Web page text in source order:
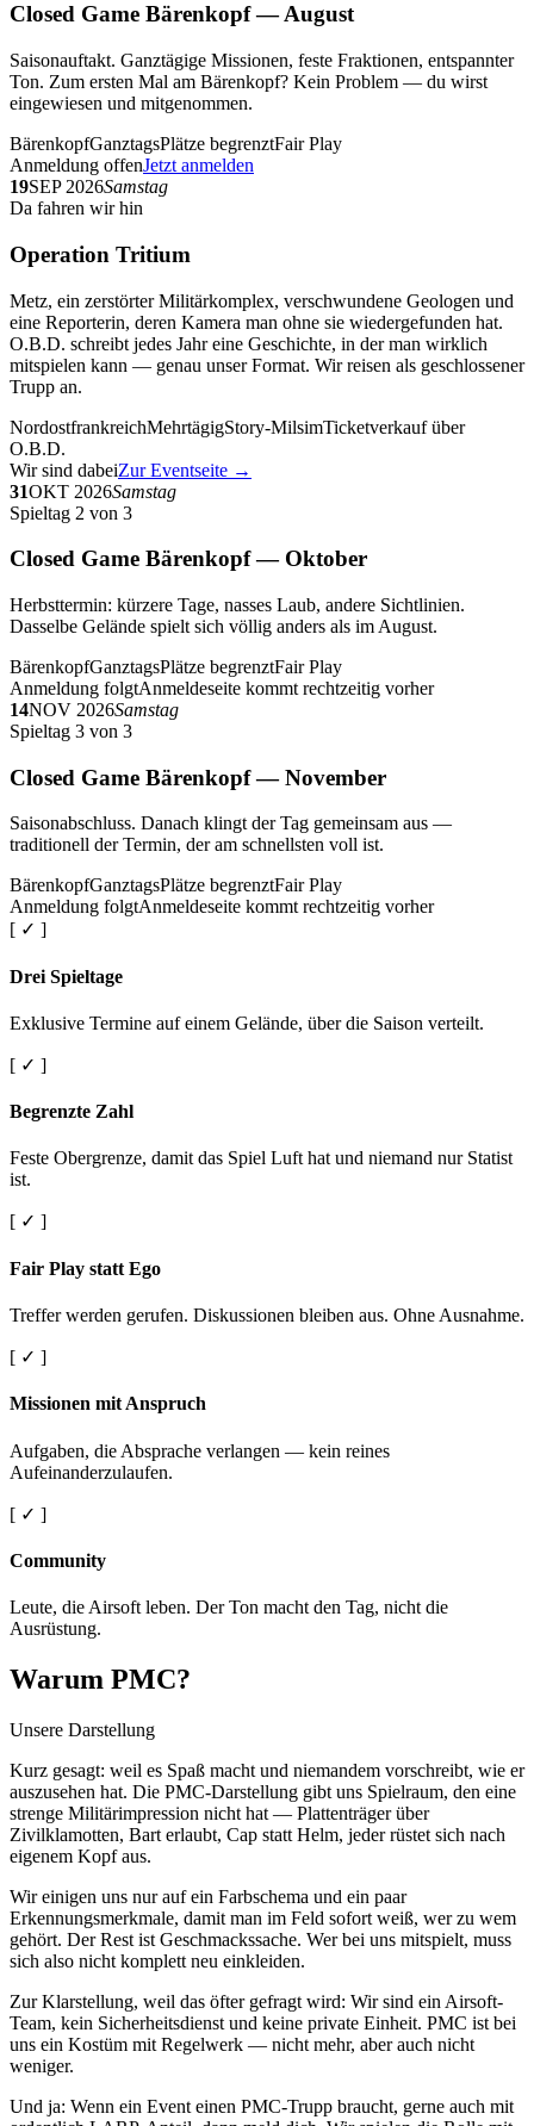
Closed Game Bärenkopf — August
Saisonauftakt. Ganztägige Missionen, feste Fraktionen, entspannter
Ton. Zum ersten Mal am Bärenkopf? Kein Problem — du wirst
eingewiesen und mitgenommen.
BärenkopfGanztagsPlätze begrenztFair Play
Anmeldung offenJetzt anmelden
19SEP 2026Samstag
Da fahren wir hin
Operation Tritium
Metz, ein zerstörter Militärkomplex, verschwundene Geologen und
eine Reporterin, deren Kamera man ohne sie wiedergefunden hat.
O.B.D. schreibt jedes Jahr eine Geschichte, in der man wirklich
mitspielen kann — genau unser Format. Wir reisen als geschlossener
Trupp an.
NordostfrankreichMehrtägigStory-MilsimTicketverkauf über
O.B.D.
Wir sind dabeiZur Eventseite →
31OKT 2026Samstag
Spieltag 2 von 3
Closed Game Bärenkopf — Oktober
Herbsttermin: kürzere Tage, nasses Laub, andere Sichtlinien.
Dasselbe Gelände spielt sich völlig anders als im August.
BärenkopfGanztagsPlätze begrenztFair Play
Anmeldung folgtAnmeldeseite kommt rechtzeitig vorher
14NOV 2026Samstag
Spieltag 3 von 3
Closed Game Bärenkopf — November
Saisonabschluss. Danach klingt der Tag gemeinsam aus —
traditionell der Termin, der am schnellsten voll ist.
BärenkopfGanztagsPlätze begrenztFair Play
Anmeldung folgtAnmeldeseite kommt rechtzeitig vorher
[ ✓ ]
Drei Spieltage
Exklusive Termine auf einem Gelände, über die Saison verteilt.
[ ✓ ]
Begrenzte Zahl
Feste Obergrenze, damit das Spiel Luft hat und niemand nur Statist
ist.
[ ✓ ]
Fair Play statt Ego
Treffer werden gerufen. Diskussionen bleiben aus. Ohne Ausnahme.
[ ✓ ]
Missionen mit Anspruch
Aufgaben, die Absprache verlangen — kein reines
Aufeinanderzulaufen.
[ ✓ ]
Community
Leute, die Airsoft leben. Der Ton macht den Tag, nicht die
Ausrüstung.
Warum PMC?
Unsere Darstellung
Kurz gesagt: weil es Spaß macht und niemandem vorschreibt, wie er
auszusehen hat. Die PMC-Darstellung gibt uns Spielraum, den eine
strenge Militärimpression nicht hat — Plattenträger über
Zivilklamotten, Bart erlaubt, Cap statt Helm, jeder rüstet sich nach
eigenem Kopf aus.
Wir einigen uns nur auf ein Farbschema und ein paar
Erkennungsmerkmale, damit man im Feld sofort weiß, wer zu wem
gehört. Der Rest ist Geschmackssache. Wer bei uns mitspielt, muss
sich also nicht komplett neu einkleiden.
Zur Klarstellung, weil das öfter gefragt wird: Wir sind ein Airsoft-
Team, kein Sicherheitsdienst und keine private Einheit. PMC ist bei
uns ein Kostüm mit Regelwerk — nicht mehr, aber auch nicht
weniger.
Und ja: Wenn ein Event einen PMC-Trupp braucht, gerne auch mit